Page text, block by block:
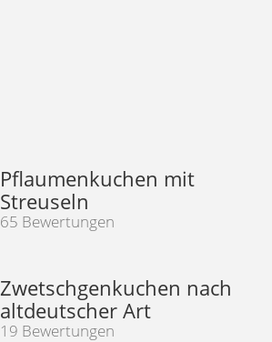
Pflaumenkuchen mit
Streuseln
65 Bewertungen
Zwetschgenkuchen nach
altdeutscher Art
19 Bewertungen